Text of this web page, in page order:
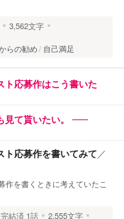
3,562文字
らの勧め 自己満足
ト応募作はこう書いた
て貰いたい。
ト応募作を書いてみて／
作を書くときに考えていたこ
完結済 1話 2,555文字